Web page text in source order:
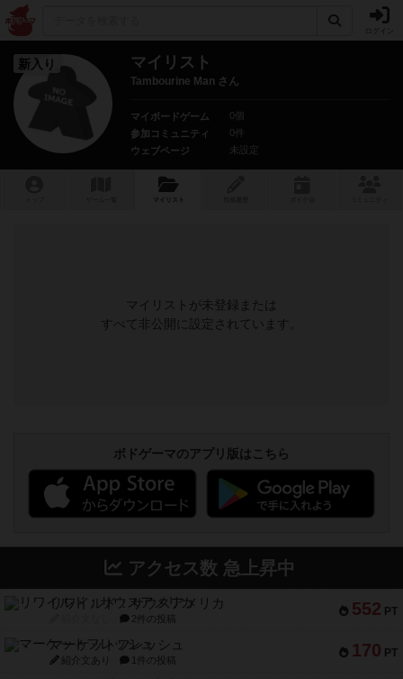
新入り マイリスト
Tambourine Man さん
マイボードゲーム
0個
参加コミュニティ
0件
ウェブページ
未設定
マイリスト
マイリストが未登録または
すべて非公開に設定されています。
ボドゲーマのアプリ版はこちら
アクセス数 急上昇中
552 PT
リワイルド：サウスアメリカ
2件の投稿
170 PT
マーケットフレッシュ
紹介文あり 1件の投稿